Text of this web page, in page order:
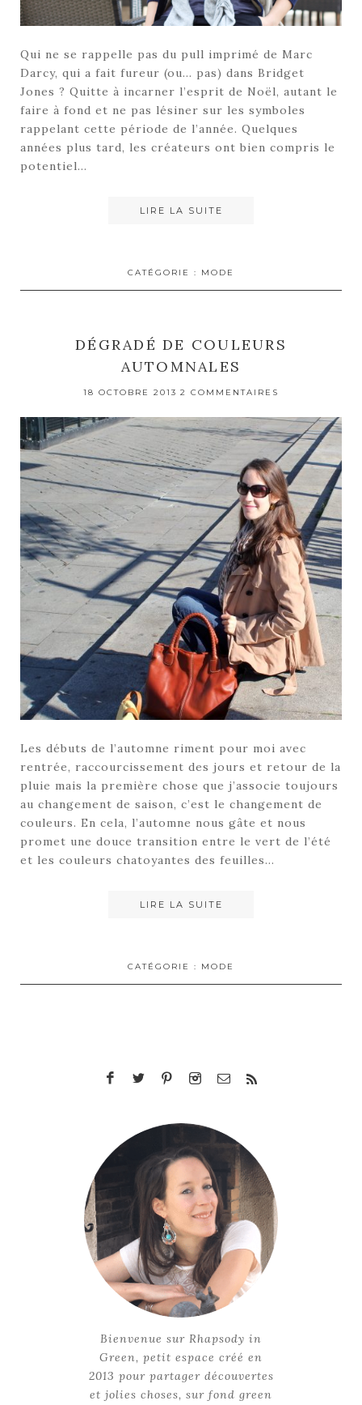
Qui ne se rappelle pas du pull imprimé de Marc
Darcy, qui a fait fureur (ou… pas) dans Bridget
Jones ? Quitte à incarner l’esprit de Noël, autant le
faire à fond et ne pas lésiner sur les symboles
rappelant cette période de l’année. Quelques
années plus tard, les créateurs ont bien compris le
potentiel…
LIRE LA SUITE
CATÉGORIE : MODE
DÉGRADÉ DE COULEURS
AUTOMNALES
18 OCTOBRE 2013 2 COMMENTAIRES
Les débuts de l’automne riment pour moi avec
rentrée, raccourcissement des jours et retour de la
pluie mais la première chose que j’associe toujours
au changement de saison, c’est le changement de
couleurs. En cela, l’automne nous gâte et nous
promet une douce transition entre le vert de l’été
et les couleurs chatoyantes des feuilles…
LIRE LA SUITE
CATÉGORIE : MODE
Bienvenue sur Rhapsody in
Green, petit espace créé en
2013 pour partager découvertes
et jolies choses, sur fond green